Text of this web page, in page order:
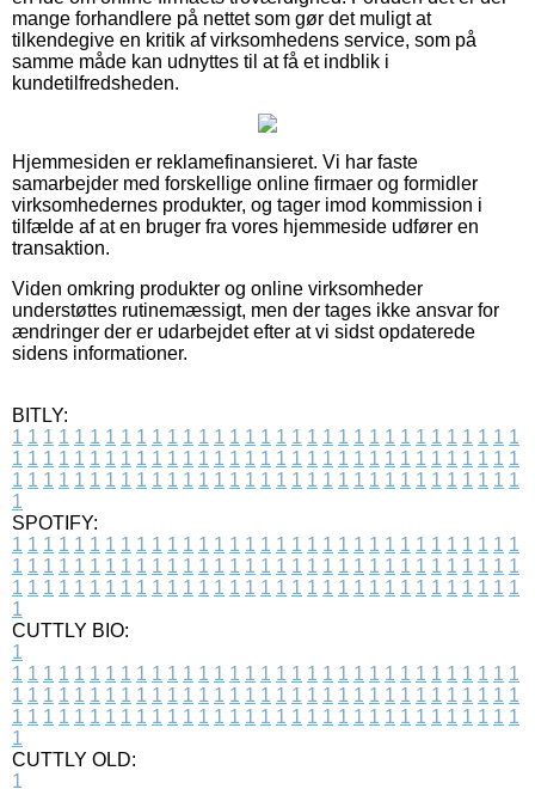
mange forhandlere på nettet som gør det muligt at
tilkendegive en kritik af virksomhedens service, som på
samme måde kan udnyttes til at få et indblik i
kundetilfredsheden.
Hjemmesiden er reklamefinansieret. Vi har faste
samarbejder med forskellige online firmaer og formidler
virksomhedernes produkter, og tager imod kommission i
tilfælde af at en bruger fra vores hjemmeside udfører en
transaktion.
Viden omkring produkter og online virksomheder
understøttes rutinemæssigt, men der tages ikke ansvar for
ændringer der er udarbejdet efter at vi sidst opdaterede
sidens informationer.
BITLY:
1 1 1 1 1 1 1 1 1 1 1 1 1 1 1 1 1 1 1 1 1 1 1 1 1 1 1 1 1 1 1 1 1
1 1 1 1 1 1 1 1 1 1 1 1 1 1 1 1 1 1 1 1 1 1 1 1 1 1 1 1 1 1 1 1 1
1 1 1 1 1 1 1 1 1 1 1 1 1 1 1 1 1 1 1 1 1 1 1 1 1 1 1 1 1 1 1 1 1
1
SPOTIFY:
1 1 1 1 1 1 1 1 1 1 1 1 1 1 1 1 1 1 1 1 1 1 1 1 1 1 1 1 1 1 1 1 1
1 1 1 1 1 1 1 1 1 1 1 1 1 1 1 1 1 1 1 1 1 1 1 1 1 1 1 1 1 1 1 1 1
1 1 1 1 1 1 1 1 1 1 1 1 1 1 1 1 1 1 1 1 1 1 1 1 1 1 1 1 1 1 1 1 1
1
CUTTLY BIO:
1
1 1 1 1 1 1 1 1 1 1 1 1 1 1 1 1 1 1 1 1 1 1 1 1 1 1 1 1 1 1 1 1 1
1 1 1 1 1 1 1 1 1 1 1 1 1 1 1 1 1 1 1 1 1 1 1 1 1 1 1 1 1 1 1 1 1
1 1 1 1 1 1 1 1 1 1 1 1 1 1 1 1 1 1 1 1 1 1 1 1 1 1 1 1 1 1 1 1 1
1
CUTTLY OLD:
1